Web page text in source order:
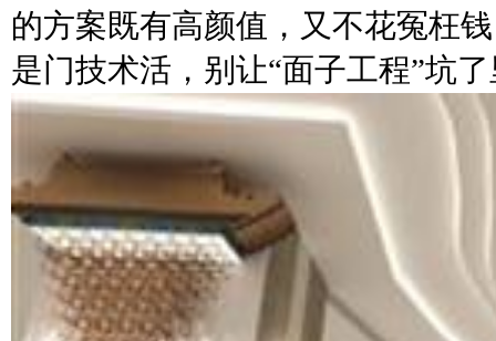
的方案既有高颜值，又不花冤枉
是门技术活，别让“面子工程”坑